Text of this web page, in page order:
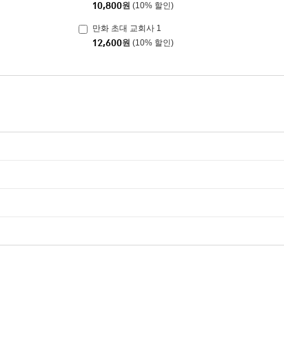
10,800원 (10% 할인)
만화 초대 교회사 1
12,600원 (10% 할인)